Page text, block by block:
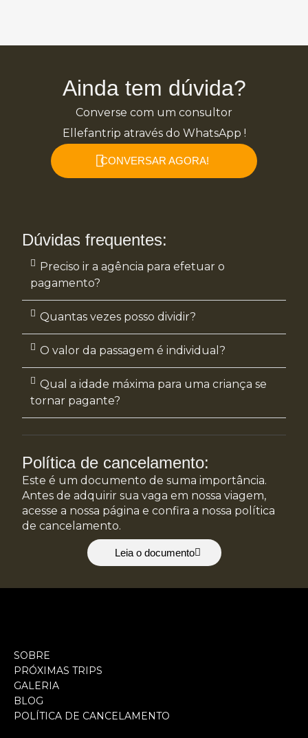
Ainda tem dúvida?
Converse com um consultor
Ellefantrip através do WhatsApp !
CONVERSAR AGORA!
Dúvidas frequentes:
Preciso ir a agência para efetuar o
pagamento?
Quantas vezes posso dividir?
O valor da passagem é individual?
Qual a idade máxima para uma criança se
tornar pagante?
Política de cancelamento:
Este é um documento de suma importância.
Antes de adquirir sua vaga em nossa viagem,
acesse a nossa página e confira a nossa política
de cancelamento.
Leia o documento
SOBRE
PRÓXIMAS TRIPS
GALERIA
BLOG
POLÍTICA DE CANCELAMENTO